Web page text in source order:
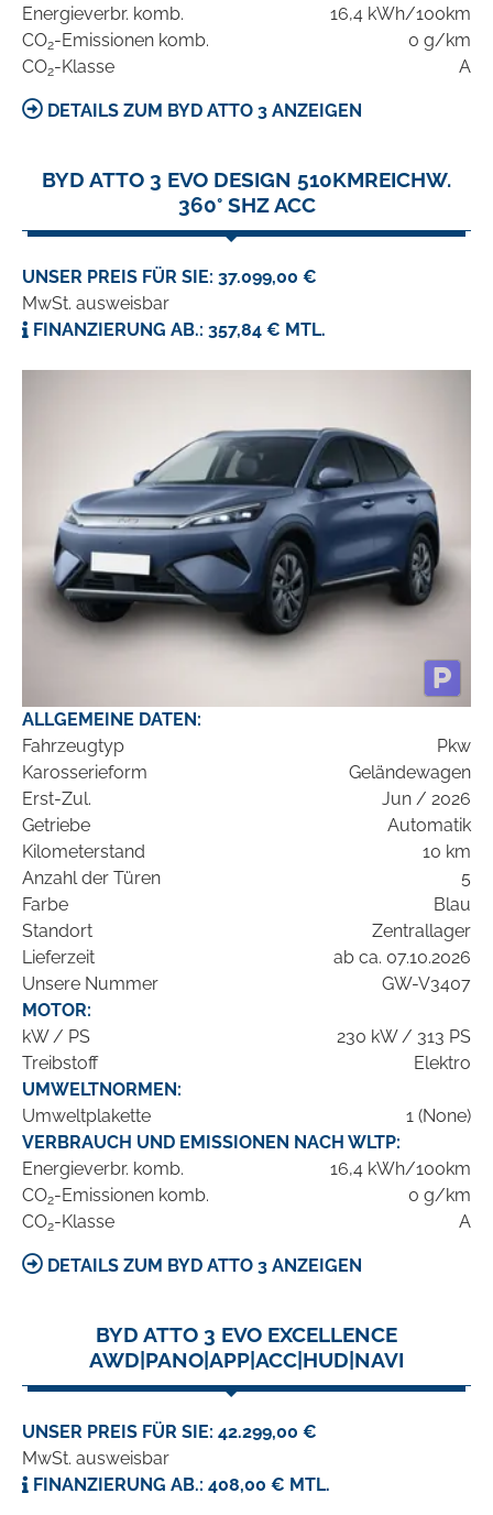
Energieverbr. komb.
16,4 kWh/100km
CO2-Emissionen komb.
0 g/km
CO2-Klasse A
DETAILS ZUM BYD ATTO 3 ANZEIGEN
BYD ATTO 3 EVO DESIGN 510KMREICHW.
360° SHZ ACC
UNSER PREIS FÜR SIE: 37.099,00 €
MwSt. ausweisbar
FINANZIERUNG AB.: 357,84 € MTL.
ALLGEMEINE DATEN:
Fahrzeugtyp
Pkw
Karosserieform
Geländewagen
Erst-Zul.
Jun / 2026
Getriebe
Automatik
Kilometerstand
10 km
Anzahl der Türen
5
Farbe
Blau
Standort
Zentrallager
Lieferzeit
ab ca. 07.10.2026
Unsere Nummer
GW-V3407
MOTOR:
kW / PS
230 kW / 313 PS
Treibstoff
Elektro
UMWELTNORMEN:
Umweltplakette
1 (None)
VERBRAUCH UND EMISSIONEN NACH WLTP:
Energieverbr. komb.
16,4 kWh/100km
CO2-Emissionen komb.
0 g/km
CO2-Klasse A
DETAILS ZUM BYD ATTO 3 ANZEIGEN
BYD ATTO 3 EVO EXCELLENCE
AWD|PANO|APP|ACC|HUD|NAVI
UNSER PREIS FÜR SIE: 42.299,00 €
MwSt. ausweisbar
FINANZIERUNG AB.: 408,00 € MTL.